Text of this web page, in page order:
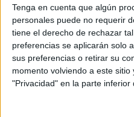
Tenga en cuenta que algún
personales puede no requerir
tiene el derecho de rechazar
preferencias se aplicarán solo
sus preferencias o retirar su
momento volviendo a este
"Privacidad" en la parte inferior
• Desde 2005, el Parlamento
millón de páginas al año.
• El sistema de la Unión
2.000 traductores y 800
Encuentra dónde estudiar
buscador de carreras.